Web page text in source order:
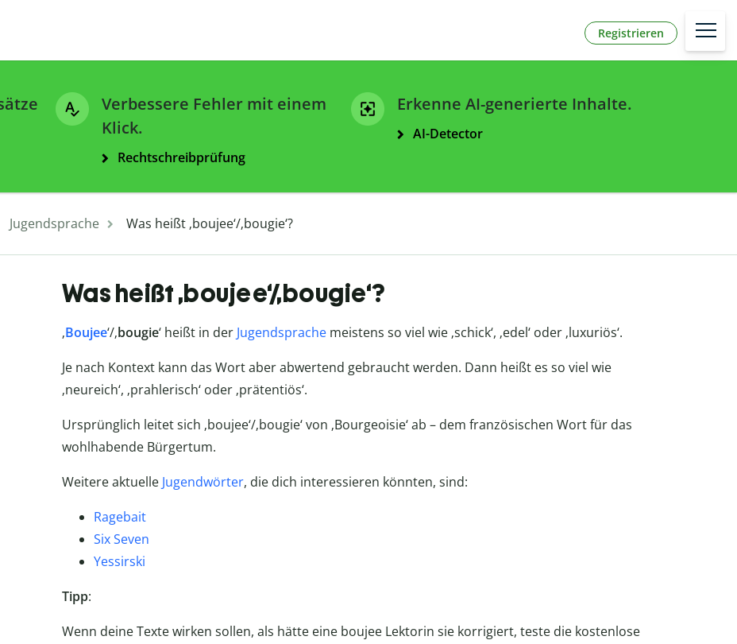
Registrieren
Verbessere Fehler mit einem
Klick.
Rechtschreibprüfung
Erkenne AI-generierte Inhalte.
AI-Detector
Jugendsprache Was heißt ‚boujee‘/‚bougie‘?
Was heißt ‚boujee‘/‚bougie‘?
‚Boujee‘/‚bougie‘ heißt in der Jugendsprachemeistens so viel wie ‚schick‘, ‚edel‘ oder ‚luxuriös‘.
Je nach Kontext kann das Wort aber abwertend gebraucht werden. Dann heißt es so viel wie
‚neureich‘, ‚prahlerisch‘ oder ‚prätentiös‘.
Ursprünglich leitet sich ‚boujee‘/‚bougie‘ von ‚Bourgeoisie‘ ab – dem französischen Wort für das
wohlhabende Bürgertum.
Weitere aktuelle Jugendwörter, die dich interessieren könnten, sind:
Ragebait
Six Seven
Yessirski
Tipp:
Wenn deine Texte wirken sollen, als hätte eine boujee Lektorin sie korrigiert, teste die kostenlose